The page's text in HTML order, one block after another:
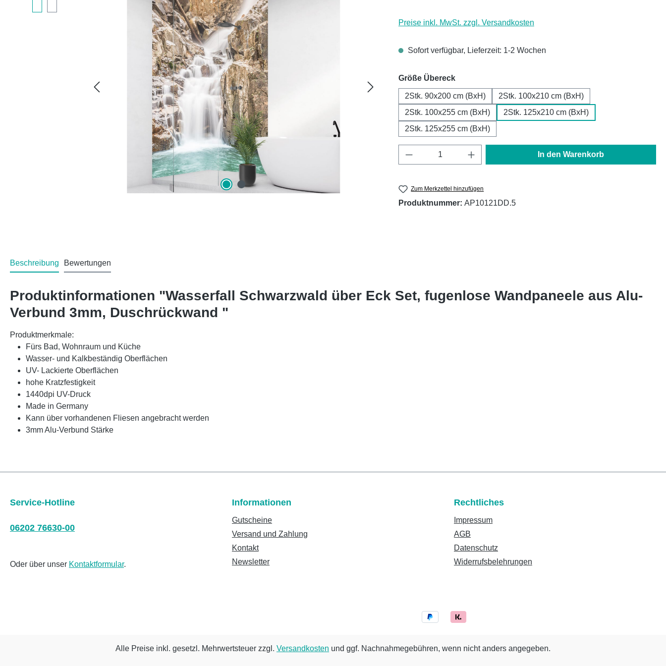
Preise inkl. MwSt. zzgl. Versandkosten
Sofort verfügbar, Lieferzeit: 1-2 Wochen
Größe Übereckauswählen
2Stk. 90x200 cm (BxH)
2Stk. 100x210 cm (BxH)
2Stk. 100x255 cm (BxH)
2Stk. 125x210 cm (BxH)
2Stk. 125x255 cm (BxH)
Produkt Anzahl: Gib den gewünschten Wert ein
In den Warenkorb
Zum Merkzettel hinzufügen
Produktnummer: AP10121DD.5
Beschreibung Bewertungen
Produktinformationen "Wasserfall Schwarzwald über Eck Set, fugenlose Wandpaneele aus Alu-
Verbund 3mm, Duschrückwand "
Produktmerkmale:
Fürs Bad, Wohnraum und Küche
Wasser- und Kalkbeständig Oberflächen
UV- Lackierte Oberflächen
hohe Kratzfestigkeit
1440dpi UV-Druck
Made in Germany
Kann über vorhandenen Fliesen angebracht werden
3mm Alu-Verbund Stärke
Service-Hotline
06202 76630-00
Oder über unser Kontaktformular.
Informationen
Gutscheine
Versand und Zahlung
Kontakt
Newsletter
Rechtliches
Impressum
AGB
Datenschutz
Widerrufsbelehrungen
Alle Preise inkl. gesetzl. Mehrwertsteuer zzgl. Versandkosten und ggf. Nachnahmegebühren, wenn nicht anders angegeben.